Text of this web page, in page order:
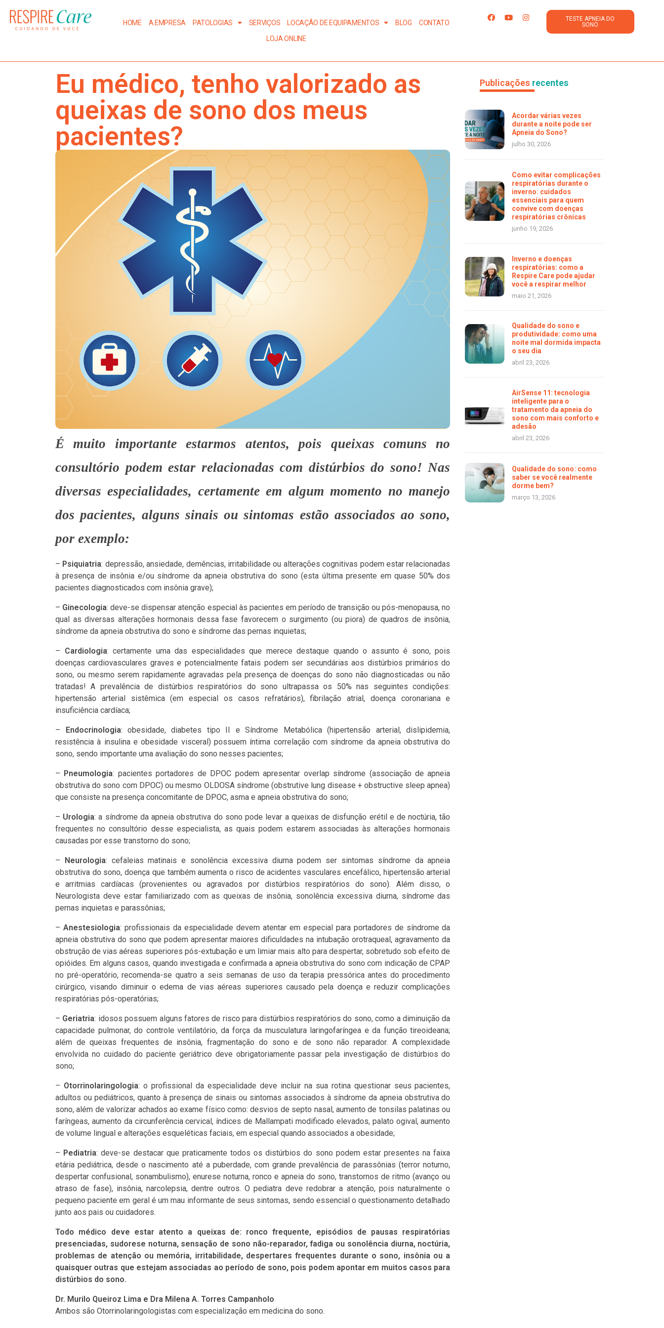
HOME A EMPRESA PATOLOGIAS SERVIÇOS LOCAÇÃO DE EQUIPAMENTOS BLOG
CONTATO
LOJA ONLINE
TESTE APNEIA DO
SONO
Eu médico, tenho valorizado as
queixas de sono dos meus
pacientes?
É muito importante estarmos atentos, pois queixas comuns no
consultório podem estar relacionadas com distúrbios do sono! Nas
diversas especialidades, certamente em algum momento no manejo
dos pacientes, alguns sinais ou sintomas estão associados ao sono,
por exemplo:
– Psiquiatria: depressão, ansiedade, demências, irritabilidade ou alterações cognitivas podem estar relacionadas
à presença de insônia e/ou síndrome da apneia obstrutiva do sono (esta última presente em quase 50% dos
pacientes diagnosticados com insônia grave);
– Ginecologia: deve-se dispensar atenção especial às pacientes em período de transição ou pós-menopausa, no
qual as diversas alterações hormonais dessa fase favorecem o surgimento (ou piora) de quadros de insônia,
síndrome da apneia obstrutiva do sono e síndrome das pernas inquietas;
– Cardiologia: certamente uma das especialidades que merece destaque quando o assunto é sono, pois
doenças cardiovasculares graves e potencialmente fatais podem ser secundárias aos distúrbios primários do
sono, ou mesmo serem rapidamente agravadas pela presença de doenças do sono não diagnosticadas ou não
tratadas! A prevalência de distúrbios respiratórios do sono ultrapassa os 50% nas seguintes condições:
hipertensão arterial sistêmica (em especial os casos refratários), fibrilação atrial, doença coronariana e
insuficiência cardíaca;
– Endocrinologia: obesidade, diabetes tipo II e Síndrome Metabólica (hipertensão arterial, dislipidemia,
resistência à insulina e obesidade visceral) possuem íntima correlação com síndrome da apneia obstrutiva do
sono, sendo importante uma avaliação do sono nesses pacientes;
– Pneumologia: pacientes portadores de DPOC podem apresentar overlap síndrome (associação de apneia
obstrutiva do sono com DPOC) ou mesmo OLDOSA síndrome (obstrutive lung disease + obstructive sleep apnea)
que consiste na presença concomitante de DPOC, asma e apneia obstrutiva do sono;
– Urologia: a síndrome da apneia obstrutiva do sono pode levar a queixas de disfunção erétil e de noctúria, tão
frequentes no consultório desse especialista, as quais podem estarem associadas às alterações hormonais
causadas por esse transtorno do sono;
– Neurologia: cefaleias matinais e sonolência excessiva diurna podem ser sintomas síndrome da apneia
obstrutiva do sono, doença que também aumenta o risco de acidentes vasculares encefálico, hipertensão arterial
e arritmias cardíacas (provenientes ou agravados por distúrbios respiratórios do sono). Além disso, o
Neurologista deve estar familiarizado com as queixas de insônia, sonolência excessiva diurna, síndrome das
pernas inquietas e parassônias;
– Anestesiologia: profissionais da especialidade devem atentar em especial para portadores de síndrome da
apneia obstrutiva do sono que podem apresentar maiores dificuldades na intubação orotraqueal, agravamento da
obstrução de vias aéreas superiores pós-extubação e um limiar mais alto para despertar, sobretudo sob efeito de
opióides. Em alguns casos, quando investigada e confirmada a apneia obstrutiva do sono com indicação de CPAP
no pré-operatório, recomenda-se quatro a seis semanas de uso da terapia pressórica antes do procedimento
cirúrgico, visando diminuir o edema de vias aéreas superiores causado pela doença e reduzir complicações
respiratórias pós-operatórias;
– Geriatria: idosos possuem alguns fatores de risco para distúrbios respiratórios do sono, como a diminuição da
capacidade pulmonar, do controle ventilatório, da força da musculatura laringofaríngea e da função tireoideana;
além de queixas frequentes de insônia, fragmentação do sono e de sono não reparador. A complexidade
envolvida no cuidado do paciente geriátrico deve obrigatoriamente passar pela investigação de distúrbios do
sono;
– Otorrinolaringologia: o profissional da especialidade deve incluir na sua rotina questionar seus pacientes,
adultos ou pediátricos, quanto à presença de sinais ou sintomas associados à síndrome da apneia obstrutiva do
sono, além de valorizar achados ao exame físico como: desvios de septo nasal, aumento de tonsilas palatinas ou
faríngeas, aumento da circunferência cervical, índices de Mallampati modificado elevados, palato ogival, aumento
de volume lingual e alterações esqueléticas faciais, em especial quando associados a obesidade;
– Pediatria: deve-se destacar que praticamente todos os distúrbios do sono podem estar presentes na faixa
etária pediátrica, desde o nascimento até a puberdade, com grande prevalência de parassônias (terror noturno,
despertar confusional, sonambulismo), enurese noturna, ronco e apneia do sono, transtornos de ritmo (avanço ou
atraso de fase), insônia, narcolepsia, dentre outros. O pediatra deve redobrar a atenção, pois naturalmente o
pequeno paciente em geral é um mau informante de seus sintomas, sendo essencial o questionamento detalhado
junto aos pais ou cuidadores.
Todo médico deve estar atento a queixas de: ronco frequente, episódios de pausas respiratórias
presenciadas, sudorese noturna, sensação de sono não-reparador, fadiga ou sonolência diurna, noctúria,
problemas de atenção ou memória, irritabilidade, despertares frequentes durante o sono, insônia ou a
quaisquer outras que estejam associadas ao período de sono, pois podem apontar em muitos casos para
distúrbios do sono.
Dr. Murilo Queiroz Lima e Dra Milena A. Torres Campanholo
Ambos são Otorrinolaringologistas com especialização em medicina do sono.
Publicações recentes
Acordar várias vezes
durante a noite pode ser
Apneia do Sono?
julho 30, 2026
Como evitar complicações
respiratórias durante o
inverno: cuidados
essenciais para quem
convive com doenças
respiratórias crônicas
junho 19, 2026
Inverno e doenças
respiratórias: como a
Respire Care pode ajudar
você a respirar melhor
maio 21, 2026
Qualidade do sono e
produtividade: como uma
noite mal dormida impacta
o seu dia
abril 23, 2026
AirSense 11: tecnologia
inteligente para o
tratamento da apneia do
sono com mais conforto e
adesão
abril 23, 2026
Qualidade do sono: como
saber se você realmente
dorme bem?
março 13, 2026